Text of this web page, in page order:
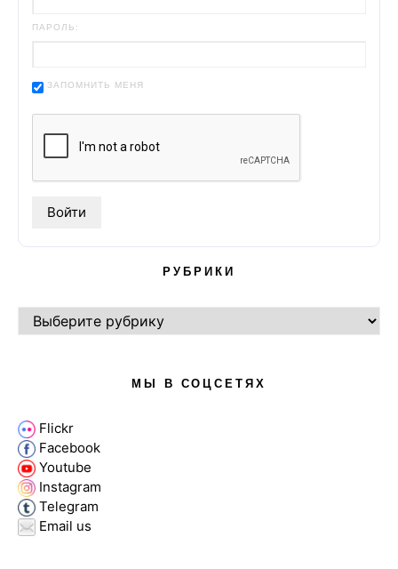
ПАРОЛЬ:
ЗАПОМНИТЬ МЕНЯ
РУБРИКИ
МЫ В СОЦСЕТЯХ
Flickr
Facebook
Youtube
Instagram
Telegram
Email us